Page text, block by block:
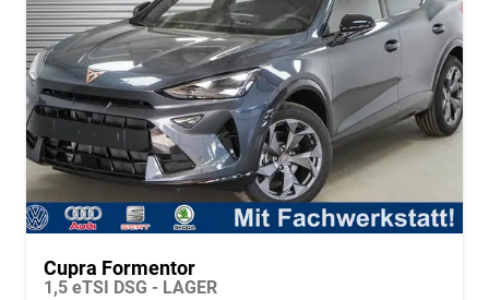
Cupra Formentor
1,5 eTSI DSG - LAGER